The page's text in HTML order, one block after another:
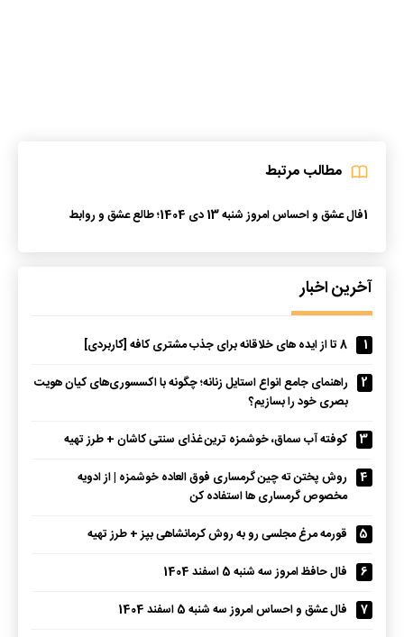
مطالب مرتبط
1فال عشق و احساس امروز شنبه 13 دی 1404؛ طالع عشق و روابط
آخرین اخبار
1
8 تا از ایده های خلاقانه برای جذب مشتری کافه [کاربردی]
2
راهنمای جامع انواع استایل زنانه؛ چگونه با اکسسوری‌های کیان هویت
بصری خود را بسازیم؟
3
کوفته آب سماق، خوشمزه ترین غذای سنتی کاشان + طرز تهیه
4
روش پختن ته چین گرمساری فوق العاده خوشمزه | از ادویه
مخصوص گرمساری ها استفاده کن
5
قورمه مرغ مجلسی رو به روش کرمانشاهی بپز + طرز تهیه
6
فال حافظ امروز سه شنبه 5 اسفند 1404
7
فال عشق و احساس امروز سه شنبه 5 اسفند 1404